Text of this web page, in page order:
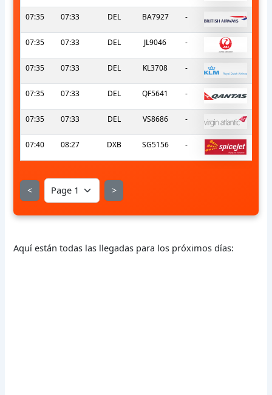
07:35 07:33 DEL BA7927 -
07:35 07:33 DEL JL9046 -
07:35 07:33 DEL KL3708 -
07:35 07:33 DEL QF5641 -
07:35 07:33 DEL VS8686 -
07:40 08:27 DXB SG5156 -
< >
Aquí están todas las llegadas para los próximos días: